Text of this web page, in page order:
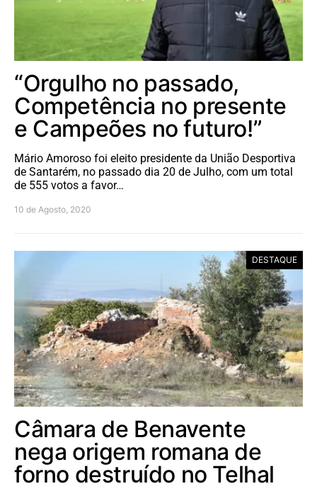
“Orgulho no passado,
Competência no presente
e Campeões no futuro!”
Mário Amoroso foi eleito presidente da União Desportiva
de Santarém, no passado dia 20 de Julho, com um total
de 555 votos a favor…
10 de Agosto, 2020
DESTAQUE
Câmara de Benavente
nega origem romana de
forno destruído no Telhal